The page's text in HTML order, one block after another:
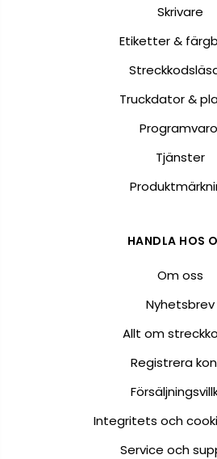
Skrivare
Etiketter &
Truckdator &
Tjänster
HANDLA HOS
Om oss
Nyhetsbrev
Allt om
Registrera
Integritets och
Service och